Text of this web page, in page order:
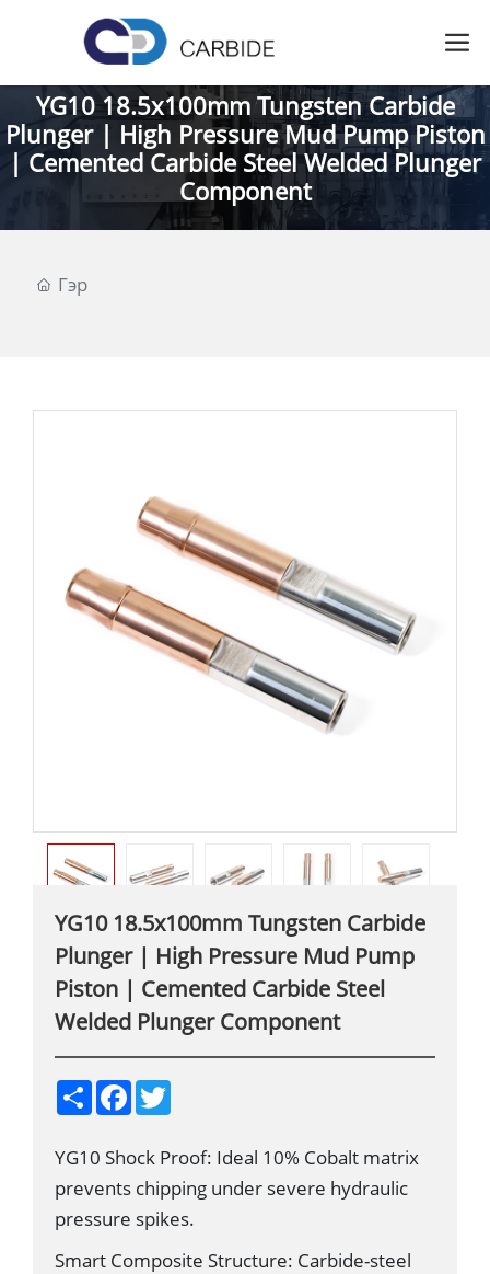
YG10 18.5x100mm Tungsten Carbide
Plunger | High Pressure Mud Pump Piston
| Cemented Carbide Steel Welded Plunger
Component
Гэр
YG10 18.5x100mm Tungsten Carbide
Plunger | High Pressure Mud Pump
Piston | Cemented Carbide Steel
Welded Plunger Component
S
h
e
F
b
o
k
T
t
r
YG10 Shock Proof: Ideal 10% Cobalt matrix
prevents chipping under severe hydraulic
pressure spikes.
Smart Composite Structure: Carbide-steel